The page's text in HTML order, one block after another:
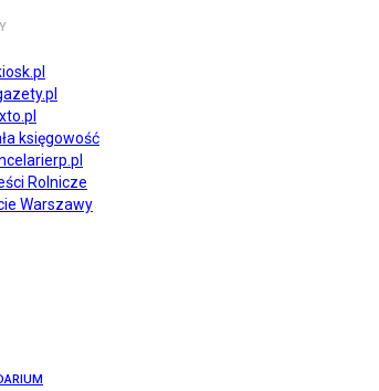
księgowość
Rolnicze
Warszawy